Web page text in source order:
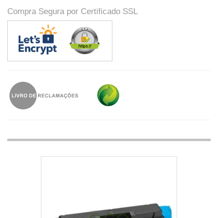
Compra Segura por Certificado SSL